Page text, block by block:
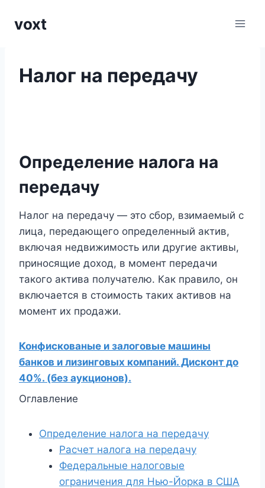
voxt
Налог на передачу
Определение налога на
передачу
Налог на передачу — это сбор, взимаемый с
лица, передающего определенный актив,
включая недвижимость или другие активы,
приносящие доход, в момент передачи
такого актива получателю. Как правило, он
включается в стоимость таких активов на
момент их продажи.
Конфискованые и залоговые машины
банков и лизинговых компаний. Дисконт до
40%. (без аукционов).
Оглавление
Определение налога на передачу
Расчет налога на передачу
Федеральные налоговые
ограничения для Нью-Йорка в США